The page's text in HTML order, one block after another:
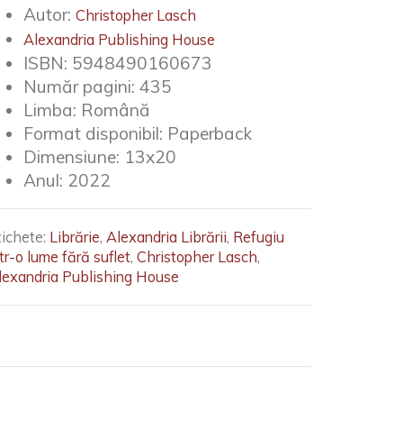
Autor: Christopher Lasch
Alexandria Publishing House
ISBN: 5948490160673
Număr pagini: 435
Limba: Română
Format disponibil: Paperback
Dimensiune: 13x20
Anul: 2022
Librărie, Alexandria Librării, Refugiu
o lume fără suflet, Christopher Lasch,
Publishing House